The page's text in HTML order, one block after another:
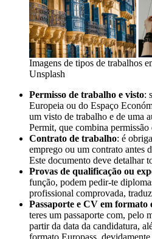
Imagens de tipos de trabalhos
Unsplash
Permisso de trabalho e visto:
Europeia ou do Espaço
um visto de trabalho e de uma
Permit, que combina
Contrato de trabalho: é
emprego ou um contrato antes
Este documento deve detalhar
Provas de qualificação ou
função, podem pedir-te
profissional comprovada,
Passaporte e CV em formato
teres um passaporte com, pelo
partir da data da candidatura,
formato Europass, devidamente